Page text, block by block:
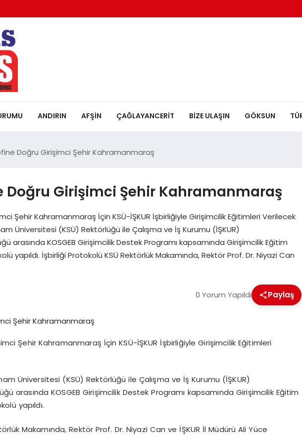
ANDIRIN AFŞİN ÇAĞLAYANCERİT BİZE ULAŞIN GÖKSUN
Doğru Girişimci Şehir Kahramanmaraş
Doğru Girişimci Şehir Kahramanmaraş
Şehir Kahramanmaraş İçin KSÜ-İŞKUR İşbirliğiyle Girişimcilik Eğitimleri Verilecek
Üniversitesi (KSÜ) Rektörlüğü ile Çalışma ve İş Kurumu (İŞKUR)
arasında KOSGEB Girişimcilik Destek Programı kapsamında Girişimcilik Eğitim
yapıldı. İşbirliği Protokolü KSÜ Rektörlük Makamında, Rektör Prof. Dr. Niyazi Can
0 Yorum Yapıldı Paylaş
Şehir Kahramanmaraş İçin KSÜ-İŞKUR İşbirliğiyle Girişimcilik Eğitimleri
Üniversitesi (KSÜ) Rektörlüğü ile Çalışma ve İş Kurumu (İŞKUR)
arasında KOSGEB Girişimcilik Destek Programı kapsamında Girişimcilik Eğitim
yapıldı.
Makamında, Rektör Prof. Dr. Niyazi Can ve İŞKUR İl Müdürü Ali Yüce